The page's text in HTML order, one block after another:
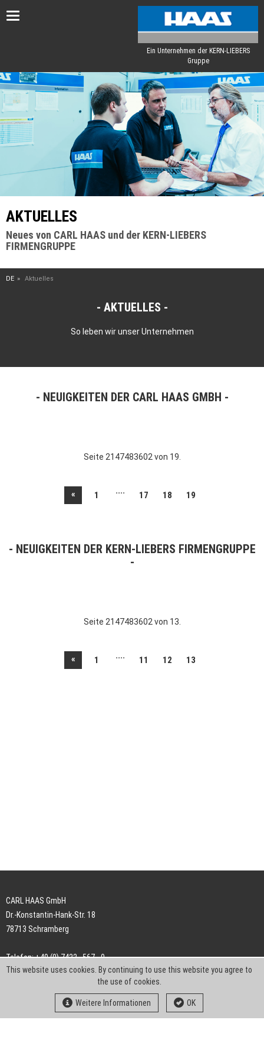
Toggle
Ein Unternehmen der KERN-LIEBERS
Gruppe
AKTUELLES
Neues von CARL HAAS und der KERN-LIEBERS
FIRMENGRUPPE
DE Aktuelles
AKTUELLES
So leben wir unser Unternehmen
NEUIGKEITEN DER CARL HAAS GMBH
Seite 2147483602 von 19.
« 1 .... 17 18 19
NEUIGKEITEN DER KERN-LIEBERS FIRMENGRUPPE
Seite 2147483602 von 13.
« 1 .... 11 12 13
CARL HAAS GmbH
Dr.-Konstantin-Hank-Str. 18
78713 Schramberg
Telefon: +49 (0) 7422 . 567 - 0
Telefax: +49 (0) 7422 . 567 - 239
info-ch@kern-liebers.com
This website uses cookies. By continuing to use this website you agree to
the use of cookies.
Weitere Informationen OK